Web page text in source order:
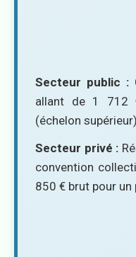
Secteur public :
allant de 1 712
(échelon
Secteur privé :
convention
850 € brut pour